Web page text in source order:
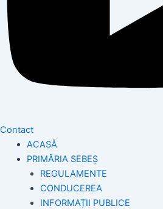
Contact
ACASĂ
PRIMĂRIA SEBEȘ
REGULAMENTE
CONDUCEREA
INFORMAȚII PUBLICE